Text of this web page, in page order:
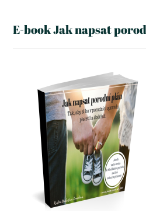
E-book Jak napsat